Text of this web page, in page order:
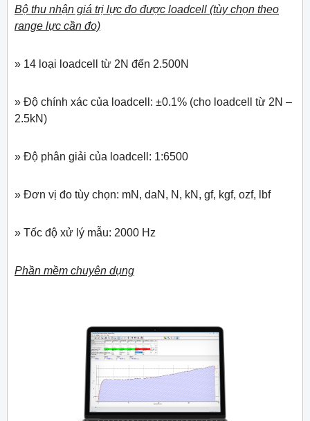
Bộ thu nhận giá trị lực đo được loadcell (tùy chọn theo
range lực cần đo)
» 14 loại loadcell từ 2N đến 2.500N
» Độ chính xác của loadcell: ±0.1% (cho loadcell từ 2N –
2.5kN)
» Độ phân giải của loadcell: 1:6500
» Đơn vị đo tùy chọn: mN, daN, N, kN, gf, kgf, ozf, lbf
» Tốc độ xử lý mẫu: 2000 Hz
Phần mềm chuyên dụng